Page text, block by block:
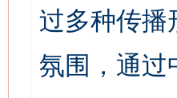
过多种传播
氛围，通过